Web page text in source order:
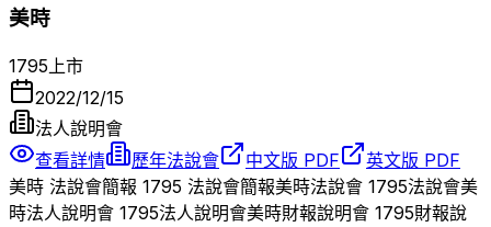
美時
1795上市
2022/12/15
法人說明會
查看詳情
歷年法說會 中文版 PDF
英文版 PDF
美時 法說會簡報 1795 法說會簡報美時法說會 1795法說會美
時法人說明會 1795法人說明會美時財報說明會 1795財報說